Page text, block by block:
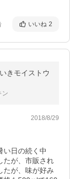
いいね 2
きモイストウ
ン
2018/8/29
い日の続く中
たが、市販され
たが、味が好み